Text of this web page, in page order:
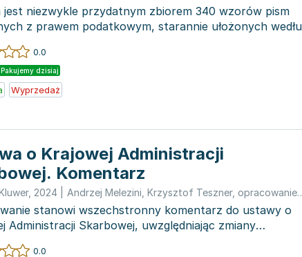
jest niezwykle przydatnym zbiorem 340 wzorów pism
z prawem podatkowym, starannie ułożonych
ordyn...
0.0
Pakujemy dzisiaj
Wyprzedaż
o Krajowej Administracji
Komentarz
, 2024 Andrzej Melezini Krzysztof Teszner, opracowanie zbiorowe
stanowi wszechstronny komentarz do ustawy o
Administracji Skarbowej, uwzględniając zmiany
w latac...
0.0